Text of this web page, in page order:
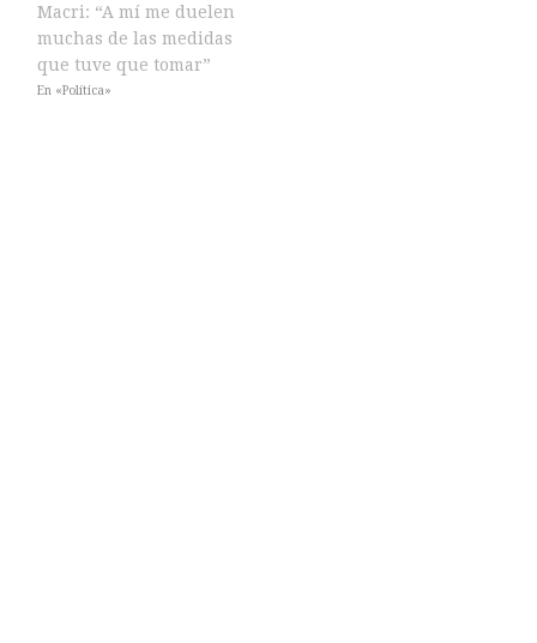
Macri: “A mí me duelen
muchas de las medidas
que tuve que tomar”
En «Política»